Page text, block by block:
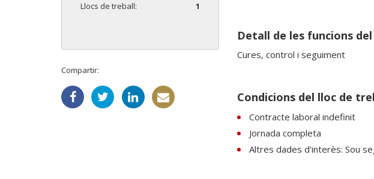
Llocs de treball:
1
Compartir:
Detall de les funcions
Cures, control i seguiment
Condicions del lloc de
Contracte laboral indefinit
Jornada completa
Altres dades d'interès: Sou